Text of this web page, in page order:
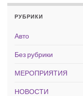
РУБРИКИ
Авто
Без рубрики
МЕРОПРИЯТИЯ
НОВОСТИ